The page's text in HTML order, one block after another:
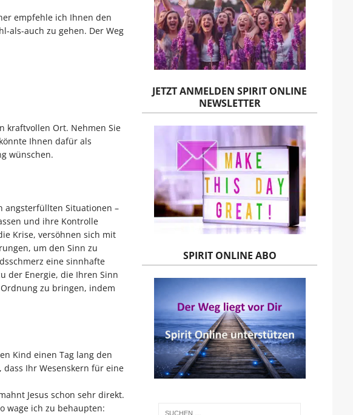
empfehle ich Ihnen den
als-auch zu gehen. Der Weg
kraftvollen Ort. Nehmen Sie
Ihnen dafür als
wünschen.
angsterfüllten Situationen –
und ihre Kontrolle
Krise, versöhnen sich mit
um den Sinn zu
eine sinnhafte
der Energie, die Ihren Sinn
zu bringen, indem
Kind einen Tag lang den
Ihr Wesenskern für eine
Jesus schon sehr direkt.
wage ich zu behaupten:
JETZT ANMELDEN SPIRIT ONLINE
NEWSLETTER
SPIRIT ONLINE ABO